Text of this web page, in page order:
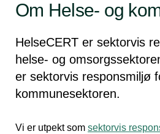
Om Helse- og
HelseCERT er sektorvis
helse- og
er sektorvis responsmiljø
kommunesektoren.
Vi er utpekt som sektorvis